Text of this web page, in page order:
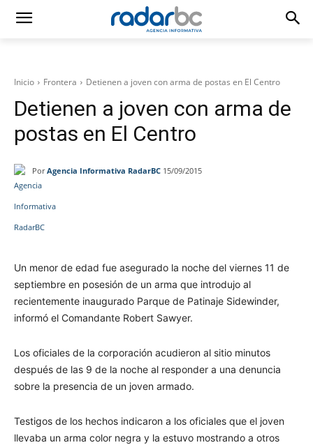
Inicio Frontera Detienen a joven con arma de postas en El Centro
Detienen a joven con arma de
postas en El Centro
Por Agencia Informativa RadarBC 15/09/2015
Un menor de edad fue asegurado la noche del viernes 11 de
septiembre en posesión de un arma que introdujo al
recientemente inaugurado Parque de Patinaje Sidewinder,
informó el Comandante Robert Sawyer.
Los oficiales de la corporación acudieron al sitio minutos
después de las 9 de la noche al responder a una denuncia
sobre la presencia de un joven armado.
Testigos de los hechos indicaron a los oficiales que el joven
llevaba un arma color negra y la estuvo mostrando a otros